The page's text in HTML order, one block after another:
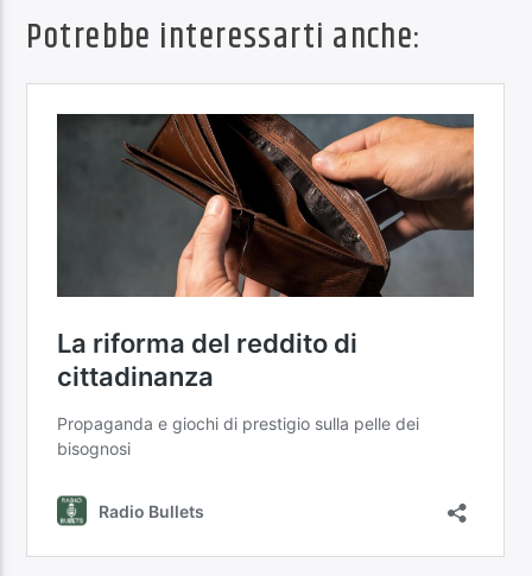
Potrebbe interessarti anche: